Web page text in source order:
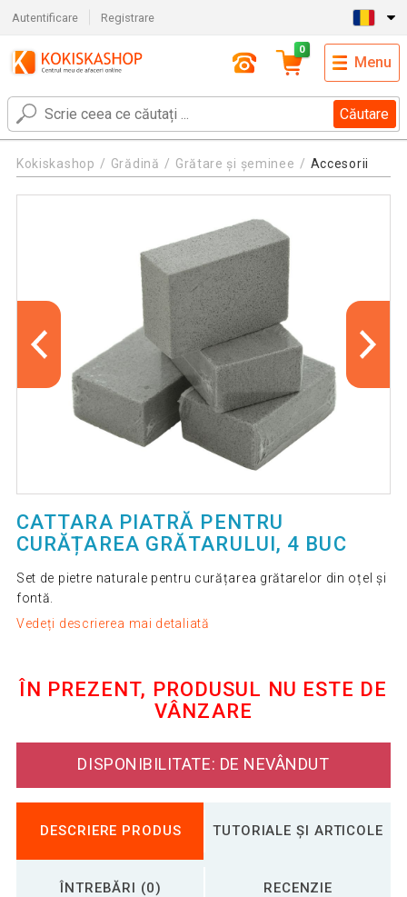
Autentificare Registrare
Căutare
0
Menu
Kokiskashop Grădină Grătare și șeminee Accesorii
CATTARA PIATRĂ PENTRU
CURĂȚAREA GRĂTARULUI, 4 BUC
Set de pietre naturale pentru curățarea grătarelor din oțel și
fontă.
Vedeți descrierea mai detaliată
ÎN PREZENT, PRODUSUL NU ESTE DE
VÂNZARE
DISPONIBILITATE: DE NEVÂNDUT
DESCRIERE PRODUS TUTORIALE ȘI ARTICOLE
ÎNTREBĂRI (0) RECENZIE